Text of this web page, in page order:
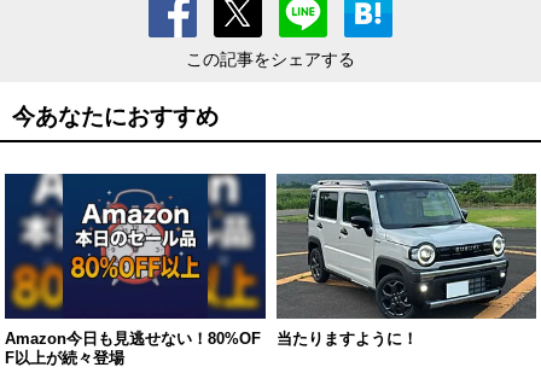
この記事をシェアする
今あなたにおすすめ
Amazon今日も見逃せない！80%OF
F以上が続々登場
当たりますように！